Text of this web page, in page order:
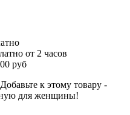
от 2 часов
руб
Добавьте к этому товару -
для женщины!